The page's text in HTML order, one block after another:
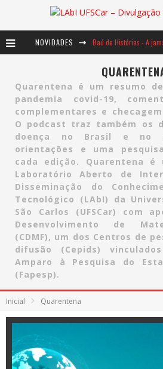
NOVIDADES
Ents: a voz das florestas
Notáveis: Bertha Lutz
Quarentena é um resumo
pandemia covid-19,
complementares e
O podcast traz também os
doença no Brasil e no
orientações e uma
cada edição. Quarentena é
Laboratório Aberto de
Disseminação do
Tecnológico (LAbI) da
São Carlos (UFSCar) com
Desenvolvimento de
(CDMF), um dos Centros de
difusão (Cepids)
Amparo à Pesquisa do
(Fapesp).
Inicial Quarentena